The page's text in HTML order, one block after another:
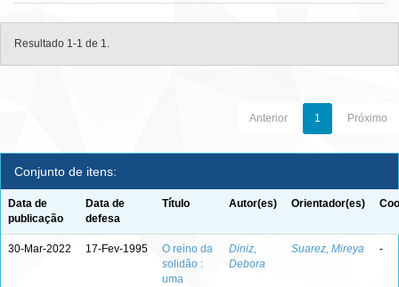
Resultado 1-1 de 1.
Anterior 1 Próximo
Conjunto de itens:
Data de
publicação
Data de
defesa
Título Autor(es) Orientador(es)
30-Mar-2022 17-Fev-1995
O reino da
solidão :
uma
Diniz,
Debora
Suarez, Mireya -